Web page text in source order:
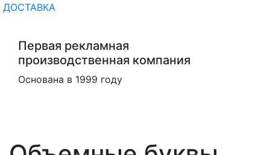
ДОСТАВКА
Первая рекламная
производственная компания
Основана в 1999 году